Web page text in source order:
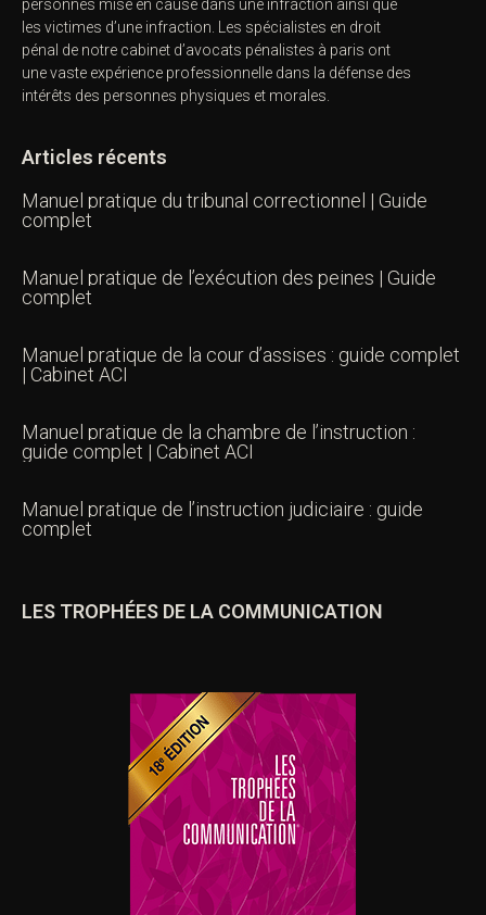
personnes mise en cause dans une infraction ainsi que
les victimes d’une infraction. Les spécialistes en droit
pénal de notre cabinet d’avocats pénalistes à paris ont
une vaste expérience professionnelle dans la défense des
intérêts des personnes physiques et morales.
Articles récents
Manuel pratique du tribunal correctionnel | Guide
complet
Manuel pratique de l’exécution des peines | Guide
complet
Manuel pratique de la cour d’assises : guide complet
| Cabinet ACI
Manuel pratique de la chambre de l’instruction :
guide complet | Cabinet ACI
Manuel pratique de l’instruction judiciaire : guide
complet
LES TROPHÉES DE LA COMMUNICATION